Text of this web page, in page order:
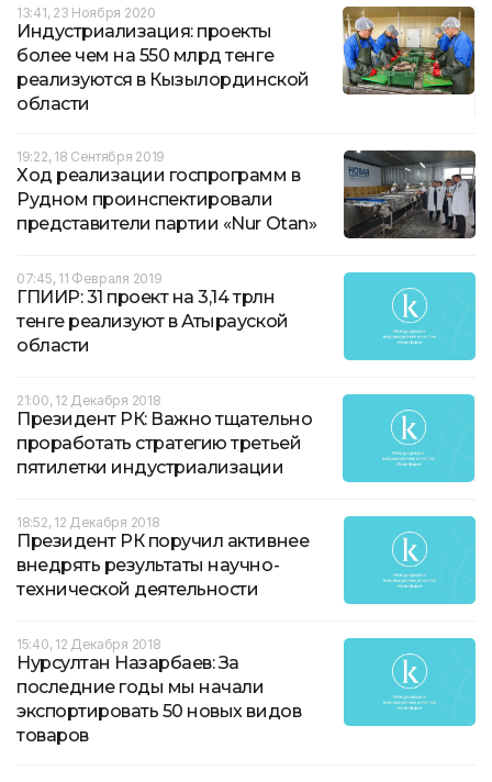
13:41, 23 Ноября 2020
Индустриализация: проекты
более чем на 550 млрд тенге
реализуются в Кызылординской
области
19:22, 18 Сентября 2019
Ход реализации госпрограмм в
Рудном проинспектировали
представители партии «Nur Otan»
07:45, 11 Февраля 2019
ГПИИР: 31 проект на 3,14 трлн
тенге реализуют в Атырауской
области
21:00, 12 Декабря 2018
Президент РК: Важно тщательно
проработать стратегию третьей
пятилетки индустриализации
18:52, 12 Декабря 2018
Президент РК поручил активнее
внедрять результаты научно-
технической деятельности
15:40, 12 Декабря 2018
Нурсултан Назарбаев: За
последние годы мы начали
экспортировать 50 новых видов
товаров